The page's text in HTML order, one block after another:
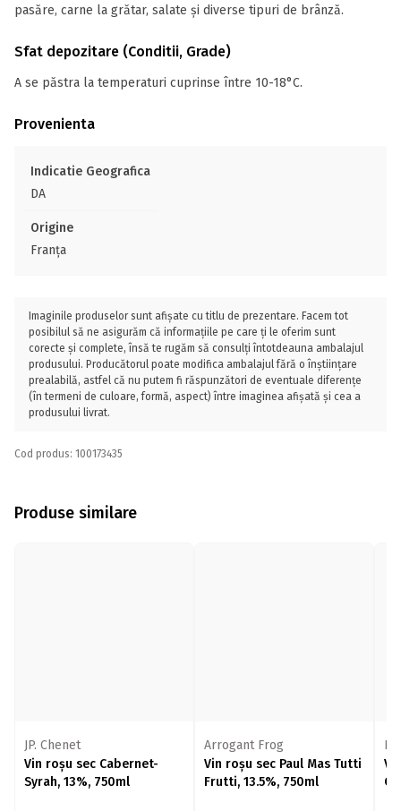
pasăre, carne la grătar, salate și diverse tipuri de brânză.
Sfat depozitare (Conditii, Grade)
A se păstra la temperaturi cuprinse între 10-18°C.
Provenienta
Indicatie Geografica
DA
Origine
Franţa
Imaginile produselor sunt afișate cu titlu de prezentare. Facem tot
posibilul să ne asigurăm că informațiile pe care ți le oferim sunt
corecte și complete, însă te rugăm să consulți întotdeauna ambalajul
produsului. Producătorul poate modifica ambalajul fără o înștiințare
prealabilă, astfel că nu putem fi răspunzători de eventuale diferențe
(în termeni de culoare, formă, aspect) între imaginea afișată și cea a
produsului livrat.
Cod produs: 100173435
Produse similare
JP. Chenet
Vin roșu sec Cabernet-
Syrah, 13%, 750ml
Arrogant Frog
Vin roșu sec Paul Mas Tutti
Frutti, 13.5%, 750ml